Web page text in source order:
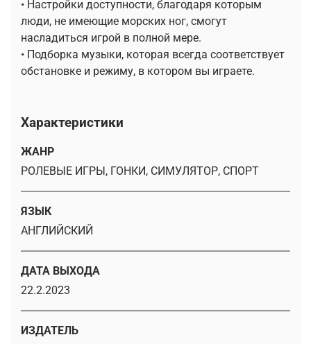
• Настройки доступности, благодаря которым
люди, не имеющие морских ног, смогут
насладиться игрой в полной мере.
• Подборка музыки, которая всегда соответствует
обстановке и режиму, в котором вы играете.
Характеристики
ЖАНР
РОЛЕВЫЕ ИГРЫ, ГОНКИ, СИМУЛЯТОР, СПОРТ
ЯЗЫК
АНГЛИЙСКИЙ
ДАТА ВЫХОДА
22.2.2023
ИЗДАТЕЛЬ